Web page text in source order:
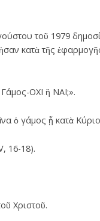
τοῦ 1979
κατὰ τῆς
ΟΧΙ ἢ ΝΑΙ;».
ὁ γάμος ᾖ κατὰ
16-18).
Χριστοῦ.